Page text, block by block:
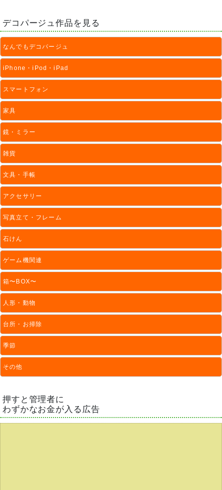
デコパージュ作品を見る
なんでもデコパージュ
iPhone・iPod・iPad
スマートフォン
家具
鏡・ミラー
雑貨
文具・手帳
アクセサリー
写真立て・フレーム
石けん
ゲーム機関連
箱〜BOX〜
人形・動物
台所・お掃除
季節
その他
押すと管理者に
わずかなお金が入る広告